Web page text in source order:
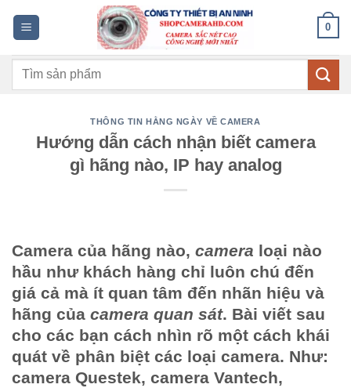
dung
0
Tìm
THÔNG TIN HẰNG NGÀY VỀ CAMERA
Hướng dẫn cách nhận biết camera
gì hãng nào, IP hay analog
Camera của hãng nào, camera loại nào
hầu như khách hàng chỉ luôn chú đến
giá cả mà ít quan tâm đến nhãn hiệu và
hãng của camera quan sát. Bài viết sau
cho các bạn cách nhìn rõ một cách khái
quát về phân biệt các loại camera. Như:
camera Questek, camera Vantech,